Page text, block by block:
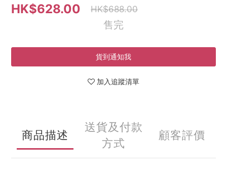
HK$628.00 HK$688.00
售完
貨到通知我
加入追蹤清單
商品描述
送貨及付款
方式
顧客評價